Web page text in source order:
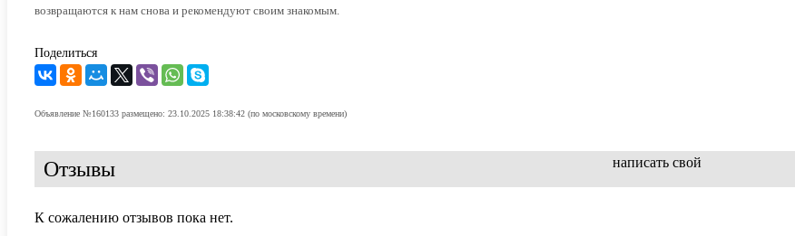
возвращаются к нам снова и рекомендуют своим знакомым.
Поделиться
Объявление №160133 размещено: 23.10.2025 18:38:42 (по московскому времени)
Отзывы написать свой
К сожалению отзывов пока нет.